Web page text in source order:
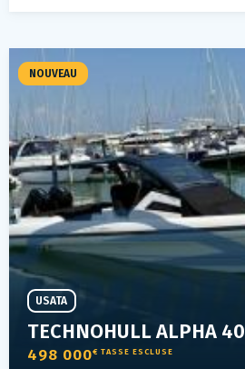
TECHNOHULL ALPHA 40
498 000€ TASSE ESCLUSE
USATA
NOUVEAU